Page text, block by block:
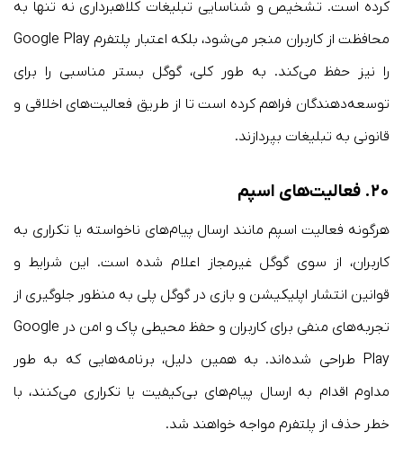
کرده است. تشخیص و شناسایی تبلیغات کلاهبرداری نه تنها به
محافظت از کاربران منجر می‌شود، بلکه اعتبار پلتفرم Google Play
را نیز حفظ می‌کند. به طور کلی، گوگل بستر مناسبی را برای
توسعه‌دهندگان فراهم کرده است تا از طریق فعالیت‌های اخلاقی و
قانونی به تبلیغات بپردازند.
۲۰. فعالیت‌های اسپم
هرگونه فعالیت اسپم مانند ارسال پیام‌های ناخواسته یا تکراری به
کاربران، از سوی گوگل غیرمجاز اعلام شده است. این شرایط و
قوانین انتشار اپلیکیشن و بازی در گوگل پلی به منظور جلوگیری از
تجربه‌های منفی برای کاربران و حفظ محیطی پاک و امن در Google
Play طراحی شده‌اند. به همین دلیل، برنامه‌هایی که به طور
مداوم اقدام به ارسال پیام‌های بی‌کیفیت یا تکراری می‌کنند، با
خطر حذف از پلتفرم مواجه خواهند شد.